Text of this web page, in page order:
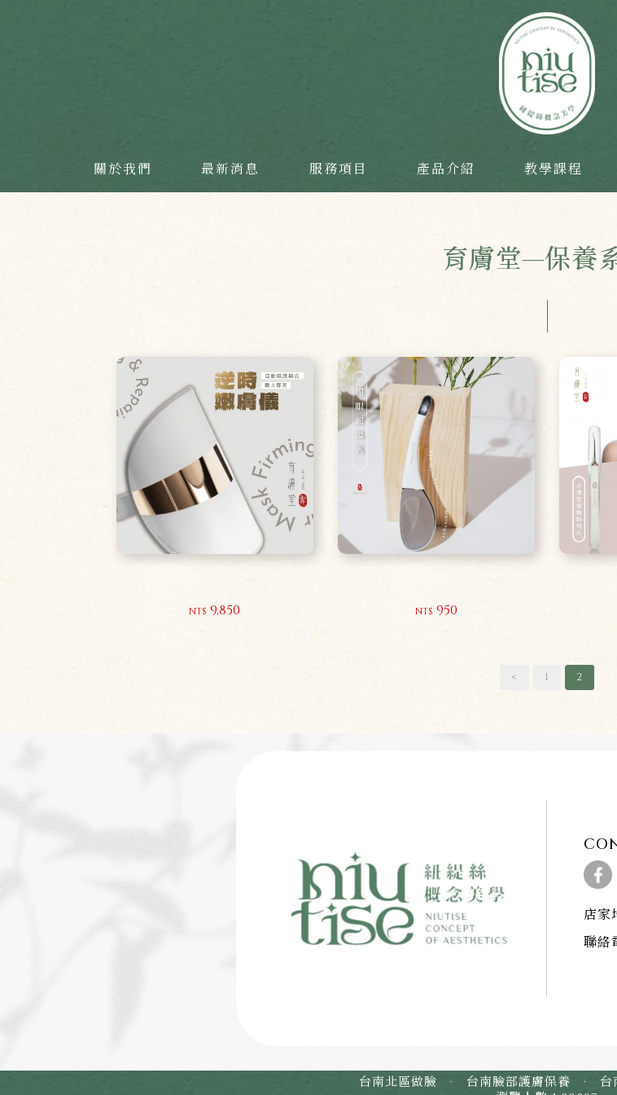
關於我們 最新消息 服務項目 產品介紹 教學課程
育膚堂—保養
NT$ 9,850 NT$ 950
< 1 2
店家
聯絡
台南北區做臉 · 台南臉部護膚保養 · 台